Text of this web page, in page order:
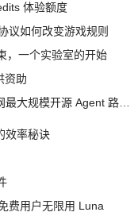
体验额度
议如何改变游戏规则
，一个实验室的开始
资助
效率秘诀
费用户无限用 Luna